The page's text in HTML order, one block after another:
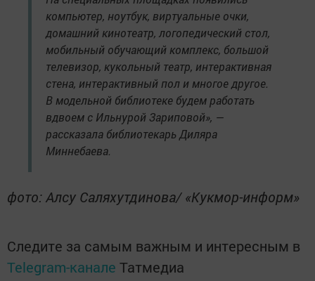
компьютер, ноутбук, виртуальные очки,
домашний кинотеатр, логопедический стол,
мобильный обучающий комплекс, большой
телевизор, кукольный театр, интерактивная
стена, интерактивный пол и многое другое.
В модельной библиотеке будем работать
вдвоем с Ильнурой Зариповой», —
рассказала библиотекарь Диляра
Миннебаева.
фото: Алсу Саляхутдинова/ «Кукмор-информ»
Следите за самым важным и интересным в
Telegram-канале Татмедиа